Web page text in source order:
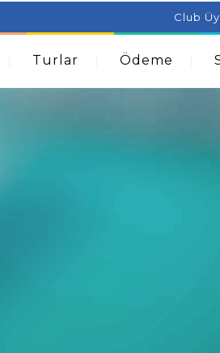
Can Help With Acne
Club
Turlar Ödeme